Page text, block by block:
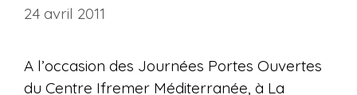
24 avril 2011
A l’occasion des Journées Portes Ouvertes
du Centre Ifremer Méditerranée, à La